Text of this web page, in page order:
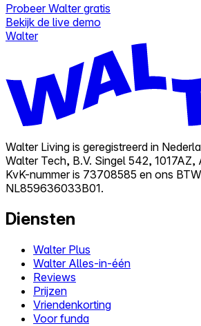
Probeer Walter gratis
Bekijk de live demo
Walter
Walter Living is geregistreerd in
Walter Tech, B.V. Singel 542, 1017AZ,
KvK-nummer is 73708585 en ons
NL859636033B01.
Diensten
Walter Plus
Walter Alles-in-één
Reviews
Prijzen
Vriendenkorting
Voor funda